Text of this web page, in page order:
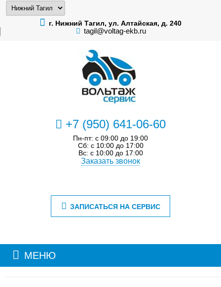
г. Нижний Тагил, ул. Алтайская, д. 240
tagil@voltag-ekb.ru
+7 (950) 641-06-60
Пн-пт: с 09:00 до 19:00
Сб: с 10:00 до 17:00
Вс: с 10:00 до 17:00
Заказать звонок
ЗАПИСАТЬСЯ НА СЕРВИС
МЕНЮ